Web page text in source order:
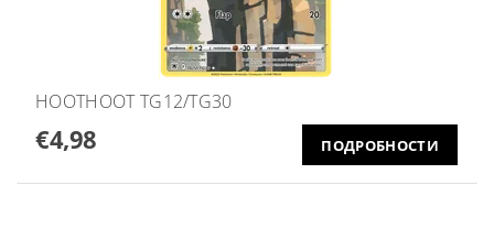
HOOTHOOT TG12/TG30
€4,98 ПОДРОБНОСТИ